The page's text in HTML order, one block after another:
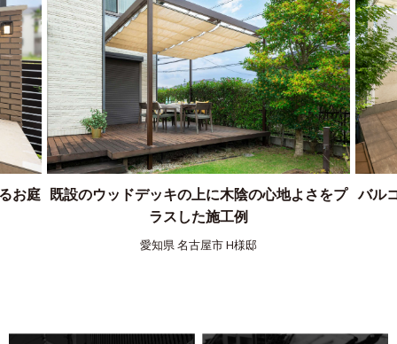
お庭 既設のウッドデッキの上に木陰の心地よさをプ
ラスした施工例
愛知県 名古屋市 H様邸
バル
詳しくはコチラ 詳しくはコチラ
詳しくはコチラ 詳しくはコチラ